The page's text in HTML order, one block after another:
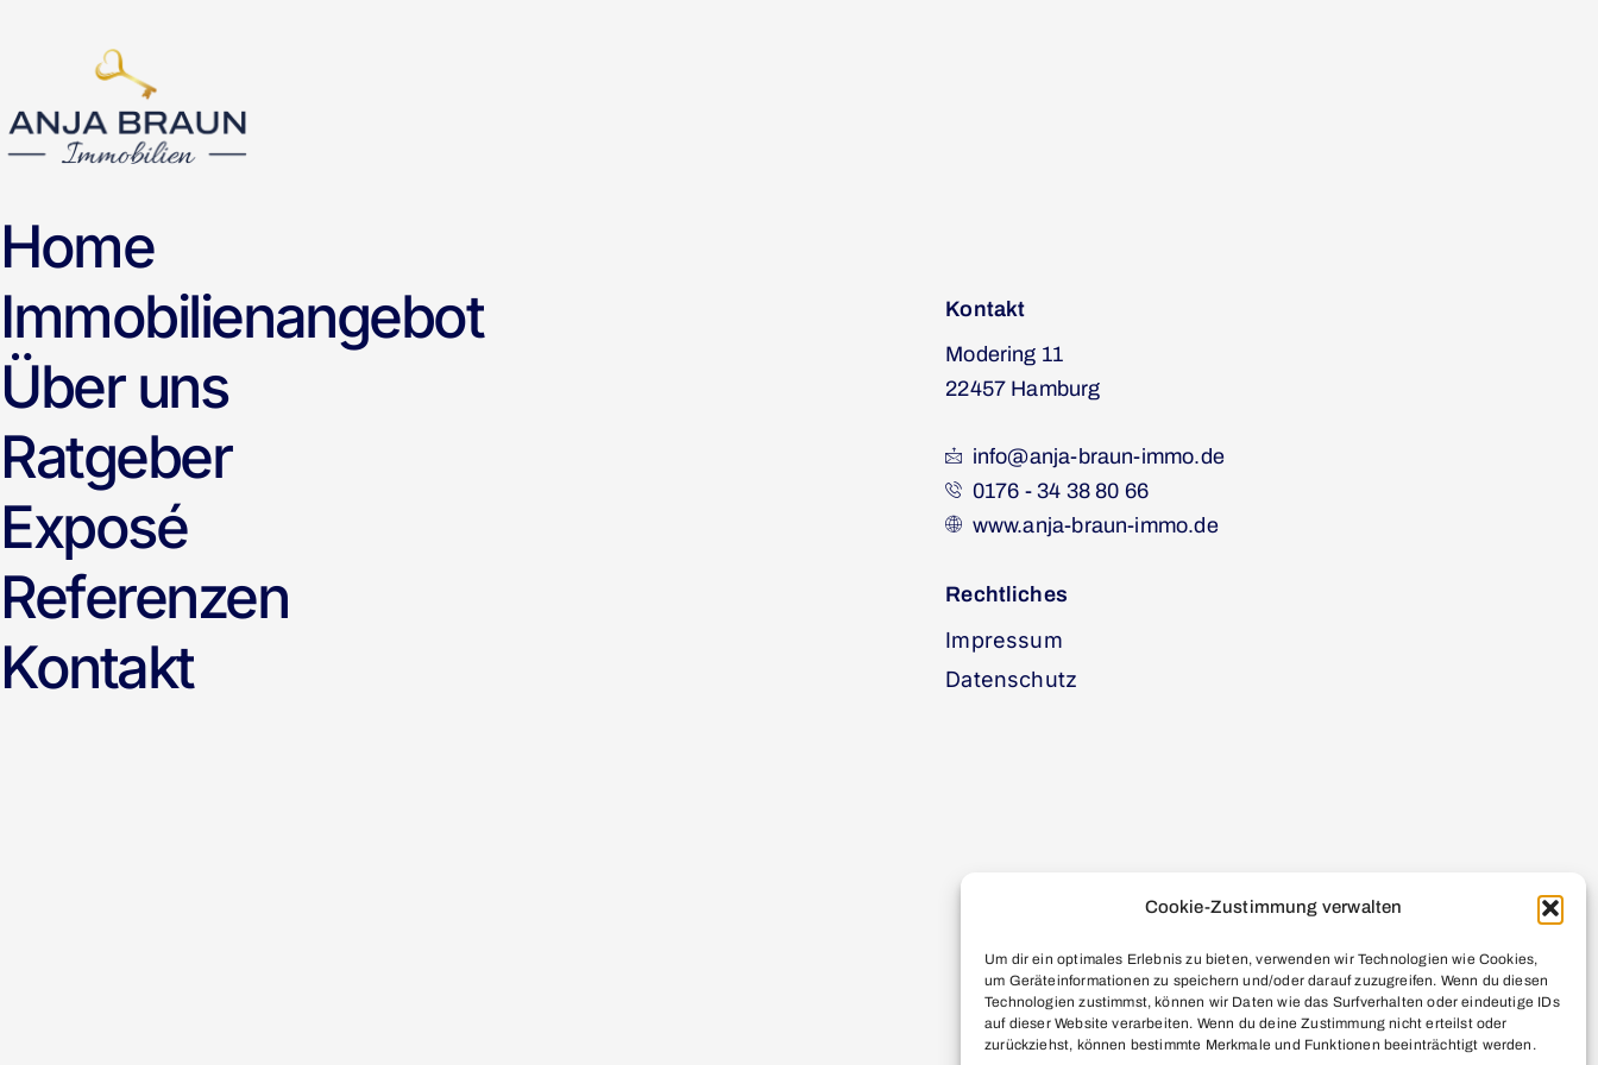
Cookie-Zustimmung verwalten
Um dir ein optimales Erlebnis zu bieten, verwenden wir Technologien wie Cookies,
um Geräteinformationen zu speichern und/oder darauf zuzugreifen. Wenn du diesen
Technologien zustimmst, können wir Daten wie das Surfverhalten oder eindeutige IDs
auf dieser Website verarbeiten. Wenn du deine Zustimmung nicht erteilst oder
zurückziehst, können bestimmte Merkmale und Funktionen beeinträchtigt werden.
Home
Immobilienangebot
Über uns
Ratgeber
Exposé
Referenzen
Kontakt
Kontakt
Modering 11
22457 Hamburg
info@anja-braun-immo.de
0176 - 34 38 80 66
www.anja-braun-immo.de
Rechtliches
Impressum
Datenschutz